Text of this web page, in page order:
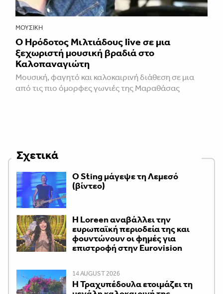
ΜΟΥΣΙΚΉ
Ο Ηρόδοτος Μιλτιάδους live σε μια
ξεχωριστή μουσική βραδιά στο
Καλοπαναγιώτη
Μουσική, φαγητό και καλοκαιρινή διάθεση σε μια
από τις πιο όμορφες γωνιές της Μαραθάσας
Σχετικά
Ο Sting μάγεψε τη Λεμεσό
(βίντεο)
Η Loreen αναβάλλει την
ευρωπαϊκή περιοδεία της και
φουντώνουν οι φημές για
επιστροφή στην Eurovision
14 AUGUST 2026
Η Τραχυπέδουλα ετοιμάζει τη